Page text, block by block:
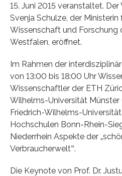
15. Juni 2015 veranstaltet.
Svenja Schulze, der Ministerin
Wissenschaft und Forschung
Westfalen, eröffnet.
Im Rahmen der
von 13:00 bis 18:00 Uhr
Wissenschaftler der ETH
Wilhelms-Universität Münster
Friedrich-Wilhelms-
Hochschulen Bonn-Rhein-
Niederrhein Aspekte der
Verbraucherwelt‟.
Die Keynote von Prof. Dr.